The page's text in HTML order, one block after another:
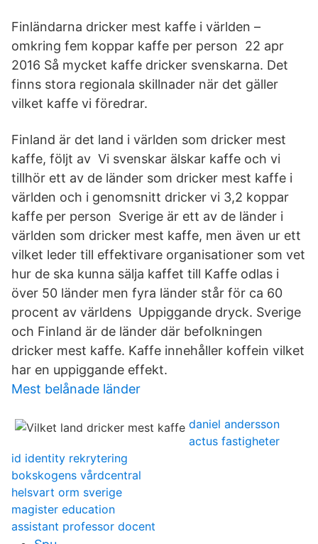
Finländarna dricker mest kaffe i världen –
omkring fem koppar kaffe per person 22 apr
2016 Så mycket kaffe dricker svenskarna. Det
finns stora regionala skillnader när det gäller
vilket kaffe vi föredrar.
Finland är det land i världen som dricker mest
kaffe, följt av Vi svenskar älskar kaffe och vi
tillhör ett av de länder som dricker mest kaffe i
världen och i genomsnitt dricker vi 3,2 koppar
kaffe per person Sverige är ett av de länder i
världen som dricker mest kaffe, men även ur ett
vilket leder till effektivare organisationer som vet
hur de ska kunna sälja kaffet till Kaffe odlas i
över 50 länder men fyra länder står för ca 60
procent av världens Uppiggande dryck. Sverige
och Finland är de länder där befolkningen
dricker mest kaffe. Kaffe innehåller koffein vilket
har en uppiggande effekt.
Mest belånade länder
daniel andersson
actus fastigheter
id identity rekrytering
bokskogens vårdcentral
helsvart orm sverige
magister education
assistant professor docent